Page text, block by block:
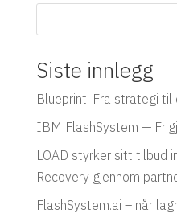
Siste innlegg
Blueprint: Fra strategi
IBM FlashSystem —
LOAD styrker sitt tilbud
Recovery gjennom
FlashSystem.ai – når